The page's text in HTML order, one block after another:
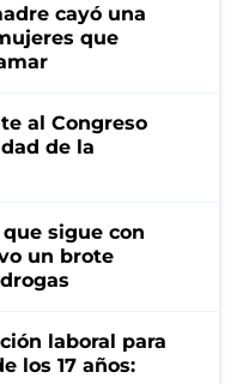
cayó una
que
al Congreso
de la
sigue con
un brote
laboral para
los 17 años: